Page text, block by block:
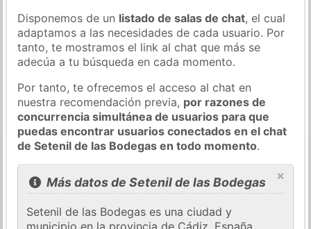
Disponemos de un listado de salas de chat, el cual
adaptamos a las necesidades de cada usuario. Por
tanto, te mostramos el link al chat que más se
adecúa a tu búsqueda en cada momento.
Por tanto, te ofrecemos el acceso al chat en
nuestra recomendación previa, por razones de
concurrencia simultánea de usuarios para que
puedas encontrar usuarios conectados en el chat
de Setenil de las Bodegas en todo momento.
×
Más datos de Setenil de las Bodegas
Setenil de las Bodegas es una ciudad y